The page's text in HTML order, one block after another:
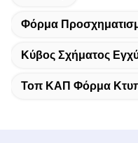
Φόρμα
Κύβος Σχήματος
Τοπ ΚΑΠ Φόρμα